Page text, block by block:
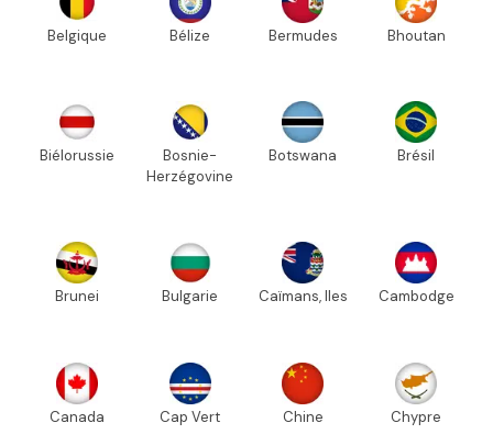
Belgique Bélize Bermudes Bhoutan
Biélorussie
Bosnie-
Herzégovine
Botswana Brésil
Brunei Bulgarie Caïmans, Iles Cambodge
Canada Cap Vert Chine Chypre